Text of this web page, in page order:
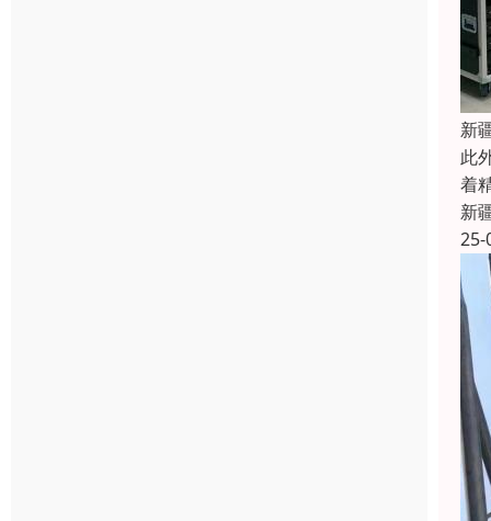
新
此
着
新
25-